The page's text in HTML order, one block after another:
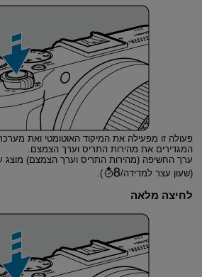
פעולה זו מפעילה את המיקוד האוטומטי ואת
המגדירים את מהירות התריס וערך הצמצם.
(שעון עצר למדידה/
).
לחיצה מלאה